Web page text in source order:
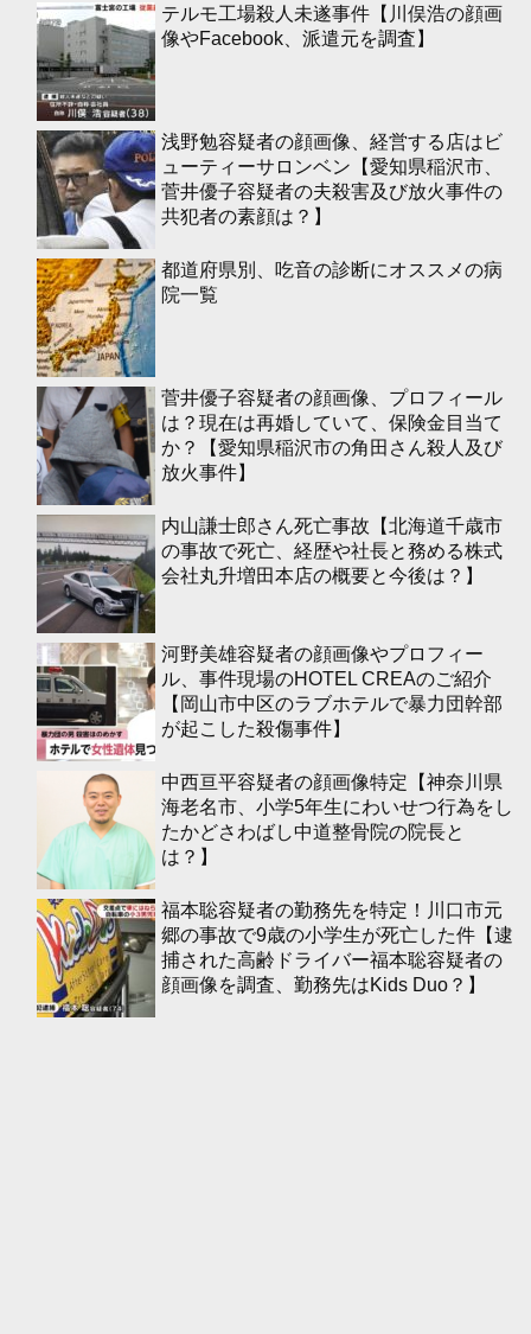
テルモ工場殺人未遂事件【川俣浩の顔画
像やFacebook、派遣元を調査】
浅野勉容疑者の顔画像、経営する店はビ
ューティーサロンベン【愛知県稲沢市、
菅井優子容疑者の夫殺害及び放火事件の
共犯者の素顔は？】
都道府県別、吃音の診断にオススメの病
院一覧
菅井優子容疑者の顔画像、プロフィール
は？現在は再婚していて、保険金目当て
か？【愛知県稲沢市の角田さん殺人及び
放火事件】
内山謙士郎さん死亡事故【北海道千歳市
の事故で死亡、経歴や社長と務める株式
会社丸升増田本店の概要と今後は？】
河野美雄容疑者の顔画像やプロフィー
ル、事件現場のHOTEL CREAのご紹介
【岡山市中区のラブホテルで暴力団幹部
が起こした殺傷事件】
中西亘平容疑者の顔画像特定【神奈川県
海老名市、小学5年生にわいせつ行為をし
たかどさわばし中道整骨院の院長と
は？】
福本聡容疑者の勤務先を特定！川口市元
郷の事故で9歳の小学生が死亡した件【逮
捕された高齢ドライバー福本聡容疑者の
顔画像を調査、勤務先はKids Duo？】